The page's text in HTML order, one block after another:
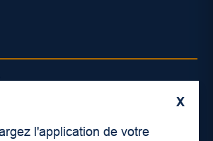
X
l'application de votre